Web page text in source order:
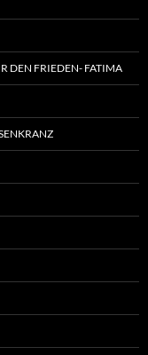
DEN FRIEDEN- FATIMA